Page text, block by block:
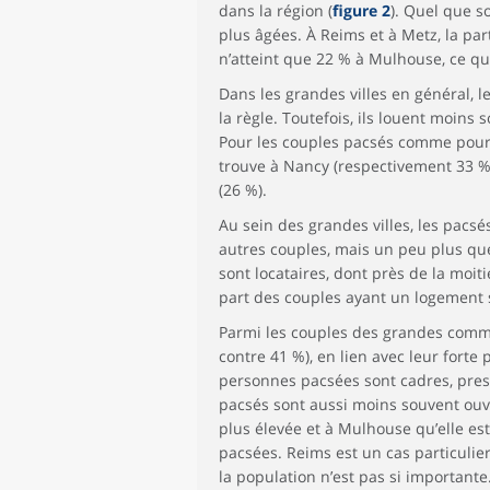
dans la région (figure 2). Quel que
plus âgées. À Reims et à Metz, la
n’atteint que 22 % à Mulhouse, ce
Dans les grandes villes en général,
la règle. Toutefois, ils louent moins
Pour les couples pacsés comme
trouve à Nancy (respectivement 33
(26 %).
Au sein des grandes villes, les
autres couples, mais un peu plus
sont locataires, dont près de la
part des couples ayant un logement
Parmi les couples des grandes
contre 41 %), en lien avec leur forte
personnes pacsées sont cadres,
pacsés sont aussi moins souvent
plus élevée et à Mulhouse qu’elle
pacsées. Reims est un cas
la population n’est pas si